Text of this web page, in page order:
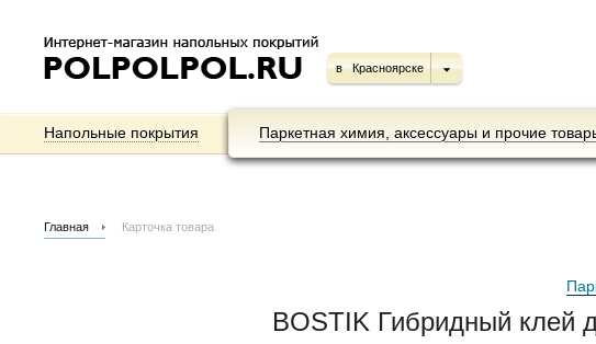
в Красноярске
Напольные покрытия Паркетная химия, аксессуары и прочие
Главная Карточка товара
BOSTIK Гибридный клей